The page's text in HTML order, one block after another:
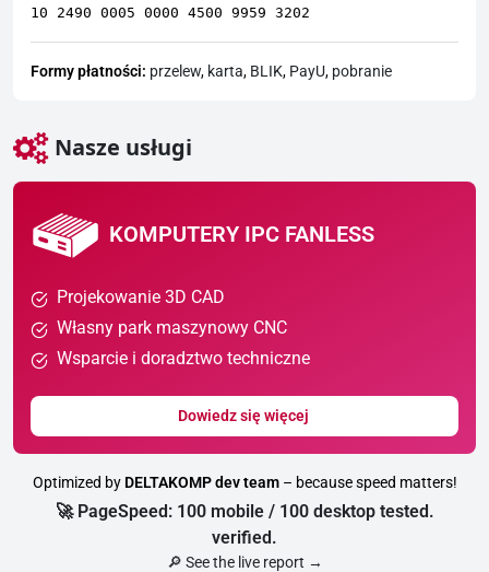
10 2490 0005 0000 4500 9959 3202
Formy płatności: przelew, karta, BLIK, PayU, pobranie
Nasze usługi
KOMPUTERY IPC FANLESS
Projekowanie 3D CAD
Własny park maszynowy CNC
Wsparcie i doradztwo techniczne
Dowiedz się więcej
Optimized by DELTAKOMP dev team– because speed matters!
🚀 PageSpeed: 100 mobile / 100 desktop tested.
verified.
🔎 See the live report →